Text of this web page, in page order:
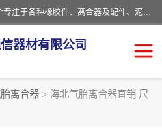
河南大林橡胶通信器材有限公司是一个专注于各种橡胶件、离合器及配件、泥浆泵及配件等产品设计制造和加工的企业。产品应用于矿山、冶金、石油、钢铁、化工、水泥、船舶、造纸、通用机械等各种大功率机械传动或制动装置。
器材有限公司
离合器 > 海北气胎离合器直销 尺